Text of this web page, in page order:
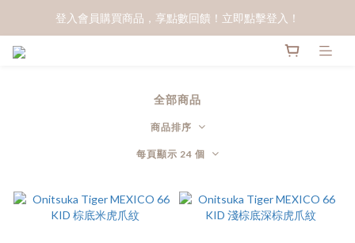
登入會員購買商品，享點數回饋！立即點擊登入！
全部商品
商品排序
每頁顯示 24 個